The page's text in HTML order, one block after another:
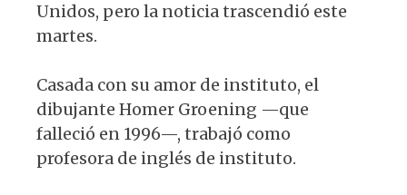
Unidos, pero la noticia trascendió este
martes.
Casada con su amor de instituto, el
dibujante Homer Groening —que
falleció en 1996—, trabajó como
profesora de inglés de instituto.